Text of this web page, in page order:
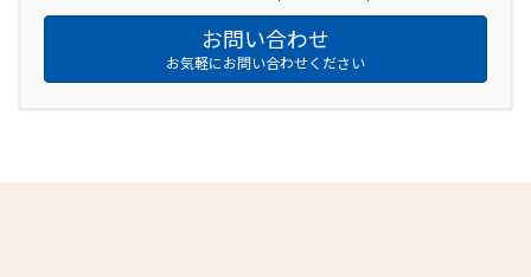
お問い合わせ
お気軽にお問い合わせください